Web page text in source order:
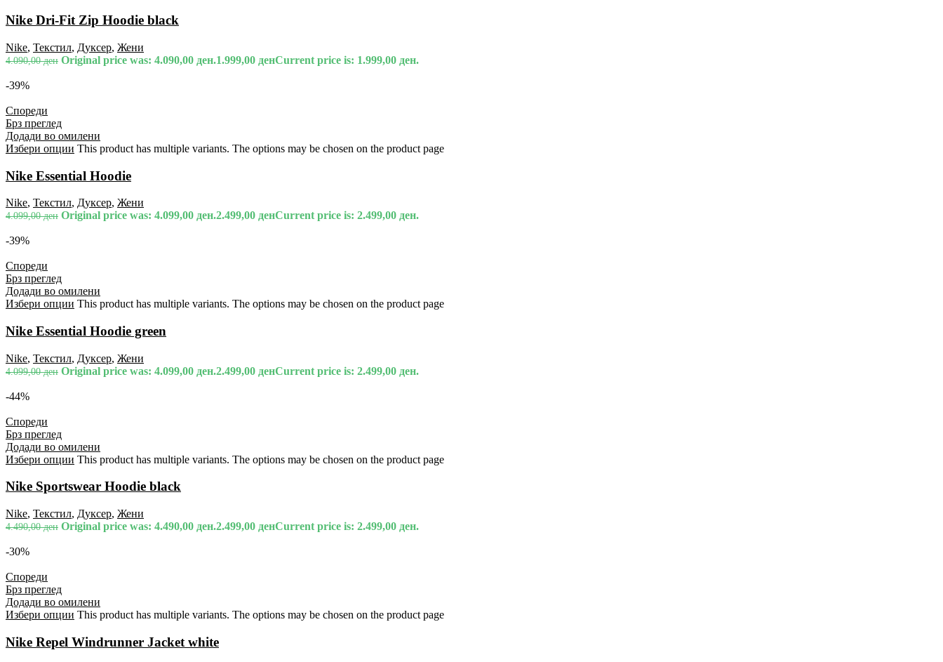
Nike Dri-Fit Zip Hoodie black
Nike, Текстил, Дуксер, Жени
4.090,00ден Original price was: 4.090,00 ден.1.999,00 денCurrent price is: 1.999,00 ден.
-39%
Спореди
Брз преглед
Додади во омилени
Избери опции This product has multiple variants. The options may be chosen on the product page
Nike Essential Hoodie
Nike, Текстил, Дуксер, Жени
4.099,00ден Original price was: 4.099,00 ден.2.499,00 денCurrent price is: 2.499,00 ден.
-39%
Спореди
Брз преглед
Додади во омилени
Избери опции This product has multiple variants. The options may be chosen on the product page
Nike Essential Hoodie green
Nike, Текстил, Дуксер, Жени
4.099,00ден Original price was: 4.099,00 ден.2.499,00 денCurrent price is: 2.499,00 ден.
-44%
Спореди
Брз преглед
Додади во омилени
Избери опции This product has multiple variants. The options may be chosen on the product page
Nike Sportswear Hoodie black
Nike, Текстил, Дуксер, Жени
4.490,00ден Original price was: 4.490,00 ден.2.499,00 денCurrent price is: 2.499,00 ден.
-30%
Спореди
Брз преглед
Додади во омилени
Избери опции This product has multiple variants. The options may be chosen on the product page
Nike Repel Windrunner Jacket white